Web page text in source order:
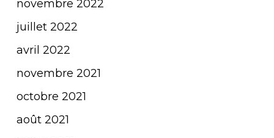
novembre 2022
juillet 2022
avril 2022
novembre 2021
octobre 2021
août 2021